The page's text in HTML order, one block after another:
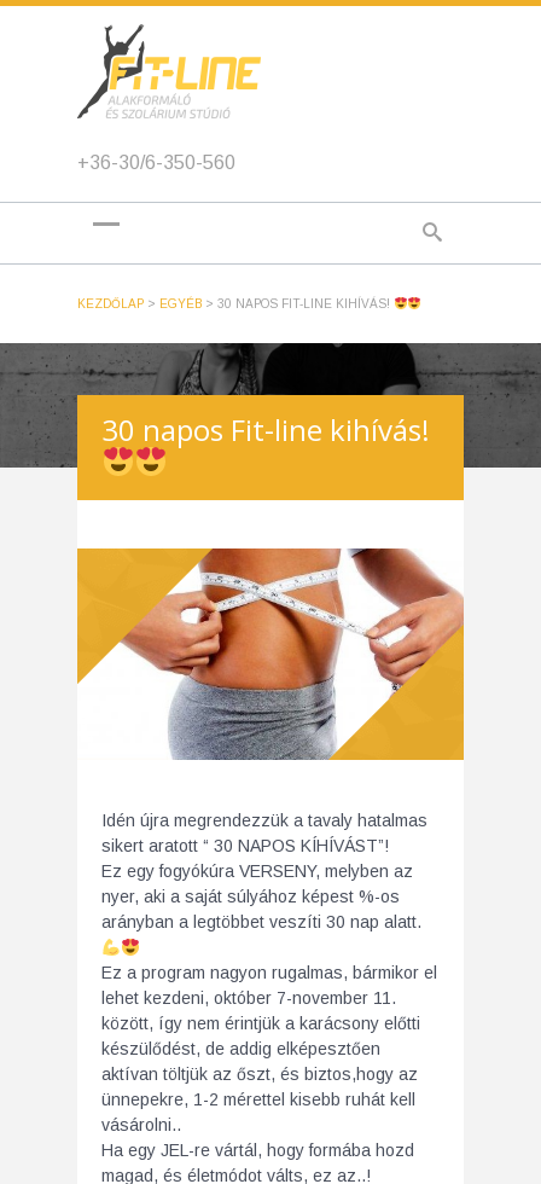
+36-30/6-350-560
KEZDŐLAP > EGYÉB > 30 NAPOS FIT-LINE KIHÍVÁS!
30 napos Fit-line kihívás!
Idén újra megrendezzük a tavaly hatalmas
sikert aratott “ 30 NAPOS KÍHÍVÁST”!
Ez egy fogyókúra VERSENY, melyben az
nyer, aki a saját súlyához képest %-os
arányban a legtöbbet veszíti 30 nap alatt.
Ez a program nagyon rugalmas, bármikor el
lehet kezdeni, október 7-november 11.
között, így nem érintjük a karácsony előtti
készülődést, de addig elképesztően
aktívan töltjük az őszt, és biztos,hogy az
ünnepekre, 1-2 mérettel kisebb ruhát kell
vásárolni..
Ha egy JEL-re vártál, hogy formába hozd
magad, és életmódot válts, ez az..!